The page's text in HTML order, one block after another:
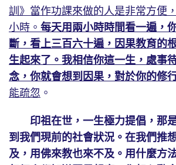
訓》當作功課來做的人是非常方便
小時。 每天用兩小時時間看一遍，
斷，看上三百六十遍，因果教育的
生起來了。我相信你這一生，處事
念，你就會想到因果，對於你的修
能疏忽 。
印祖在世，一生極力提倡，那
到我們現前的社會狀況。在我們推
及，用佛來教也來不及。用什麼方